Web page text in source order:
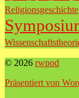
Religionsgeschichte
© 2026 rwpod
Präsentiert von